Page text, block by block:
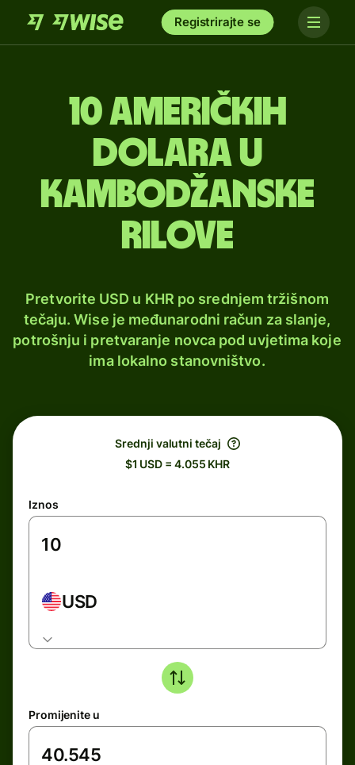
Registrirajte se
10 američkih
dolara u
kambodžanske
rilove
Pretvorite USD u KHR po srednjem tržišnom
tečaju. Wise je međunarodni račun za slanje,
potrošnju i pretvaranje novca pod uvjetima koje
ima lokalno stanovništvo.
Srednji valutni tečaj
$1 USD = 4.055 KHR
Iznos
USD
Promijenite u